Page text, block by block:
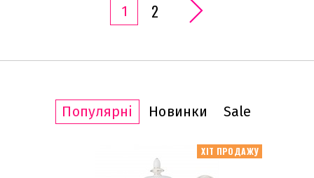
1 2
Популярні Новинки Sale
ХІТ ПРОДАЖУ